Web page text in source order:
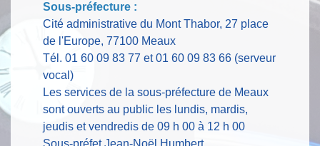
Sous-préfecture :
Cité administrative du Mont Thabor, 27 place
de l'Europe, 77100 Meaux
Tél. 01 60 09 83 77 et 01 60 09 83 66 (serveur
vocal)
Les services de la sous-préfecture de Meaux
sont ouverts au public les lundis, mardis,
jeudis et vendredis de 09 h 00 à 12 h 00
Sous-préfet Jean-Noël Humbert